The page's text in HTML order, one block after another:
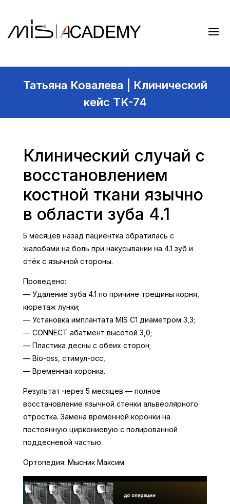
Татьяна Ковалева | Клинический
кейс TK-74
Клинический случай с
восстановлением
костной ткани язычно
в области зуба 4.1
5 месяцев назад пациентка обратилась с
жалобами на боль при накусывании на 4.1 зуб и
отёк с язычной стороны.
Проведено:
— Удаление зуба 4.1 по причине трещины корня,
кюретаж лунки;
— Установка имплантата MIS C1 диаметром 3,3;
— CONNECT абатмент высотой 3,0;
— Пластика десны с обеих сторон;
— Bio-oss, стимул-осс,
— Временная коронка.
Результат через 5 месяцев — полное
восстановление язычной стенки альвеолярного
отростка. Замена временной коронки на
постоянную циркониевую с полированной
поддесневой частью.
Ортопедия: Мысник Максим.